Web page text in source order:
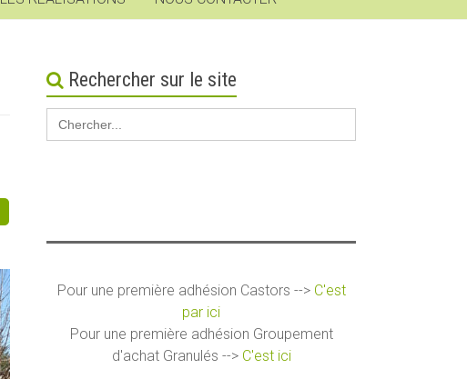
Rechercher sur le site
Search
for:
Pour une première adhésion Castors --> C'est
par ici
Pour une première adhésion Groupement
d'achat Granulés --> C'est ici